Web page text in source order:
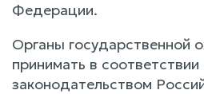
Федерации.
Органы государственной
принимать в соответствии
законодательством